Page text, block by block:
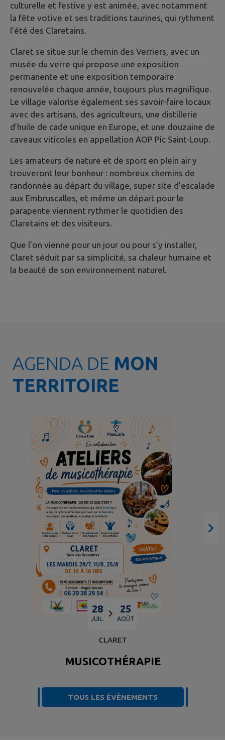
culturelle et festive y est animée, avec notamment
la fête votive et ses traditions taurines, qui rythment
l’été des Claretains.
Claret se situe sur le chemin des Verriers, avec un
musée du verre qui propose une exposition
permanente et une exposition temporaire
renouvelée chaque année, toujours plus magnifique.
Le village valorise également ses savoir-faire locaux
avec des artisans, des agriculteurs, une distillerie
d’huile de cade unique en Europe, et une douzaine de
caveaux viticoles en appellation AOP Pic Saint-Loup.
Les amateurs de nature et de sport en plein air y
trouveront leur bonheur : nombreux chemins de
randonnée au départ du village, super site d’escalade
aux Embruscalles, et même un départ pour le
parapente viennent rythmer le quotidien des
Claretains et des visiteurs.
Que l’on vienne pour un jour ou pour s’y installer,
Claret séduit par sa simplicité, sa chaleur humaine et
la beauté de son environnement naturel.
AGENDA DE MON
TERRITOIRE
28
JUIL.
25
AOÛT
CLARET
MUSICOTHÉRAPIE
TOUS LES ÉVÉNEMENTS